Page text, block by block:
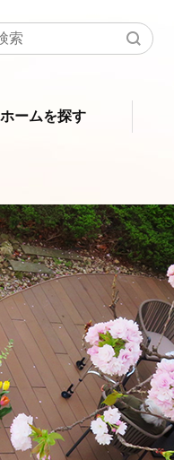
ホームを探す